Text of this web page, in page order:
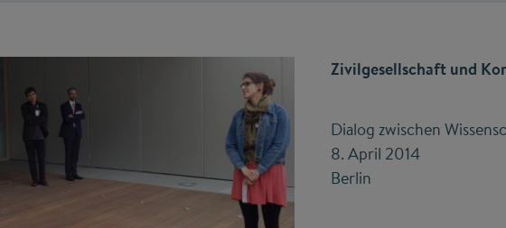
Zivilgesellschaft und
Dialog zwischen
8. April 2014
Berlin